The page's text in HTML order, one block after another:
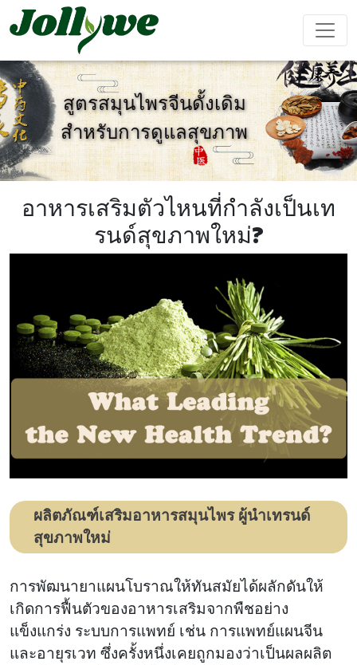
ยา แก้ ท้อง
ผูก
อาหาร
เสริม ลด
อาหาร
เสริม ความ
อาหาร
เสริม
ผลิตภัณฑ์
เสริม
ชาย
การ ป้องกัน
โรค หัวใจ
และ หลอด
เลือด
เครื่อง ช่วย
นอน หลับ
อาหาร
เสริม
สำหรับ เด็ก
เค้ก Ejiao
ยา เม็ด แคปซูล ผง ชง เครื่อง ดื่ม
ถุง ชา
สูตรสมุนไพรจีนดั้งเดิม
สำหรับการดูแลสุขภาพ
อาหารเสริมตัวไหนที่กำลังเป็นเท
รนด์สุขภาพใหม่?
ผลิตภัณฑ์เสริมอาหารสมุนไพร ผู้นำเทรนด์
สุขภาพใหม่
การพัฒนายาแผนโบราณให้ทันสมัยได้ผลักดันให้
เกิดการฟื้นตัวของอาหารเสริมจากพืชอย่าง
แข็งแกร่ง ระบบการแพทย์ เช่น การแพทย์แผนจีน
และอายุรเวท ซึ่งครั้งหนึ่งเคยถูกมองว่าเป็นผลผลิต